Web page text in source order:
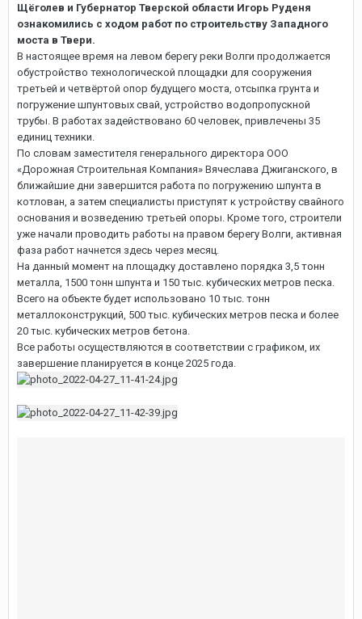
Щёголев и Губернатор Тверской области Игорь Руденя
ознакомились с ходом работ по строительству Западного
моста в Твери.
В настоящее время на левом берегу реки Волги продолжается
обустройство технологической площадки для сооружения
третьей и четвёртой опор будущего моста, отсыпка грунта и
погружение шпунтовых свай, устройство водопропускной
трубы. В работах задействовано 60 человек, привлечены 35
единиц техники.
По словам заместителя генерального директора ООО
«Дорожная Строительная Компания» Вячеслава Джиганского, в
ближайшие дни завершится работа по погружению шпунта в
котлован, а затем специалисты приступят к устройству свайного
основания и возведению третьей опоры. Кроме того, строители
уже начали проводить работы на правом берегу Волги, активная
фаза работ начнется здесь через месяц.
На данный момент на площадку доставлено порядка 3,5 тонн
металла, 1500 тонн шпунта и 150 тыс. кубических метров песка.
Всего на объекте будет использовано 10 тыс. тонн
металлоконструкций, 500 тыс. кубических метров песка и более
20 тыс. кубических метров бетона.
Все работы осуществляются в соответствии с графиком, их
завершение планируется в конце 2025 года.